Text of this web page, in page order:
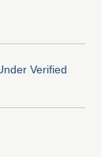
Under Verified